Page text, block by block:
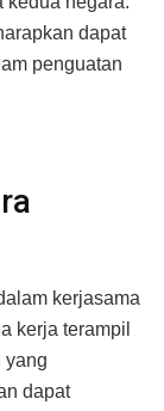
dapat
penguatan
kerjasama
kerja terampil
yang
dapat